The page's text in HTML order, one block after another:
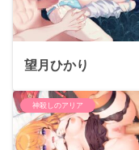
望月ひかり
神殺しのアリア